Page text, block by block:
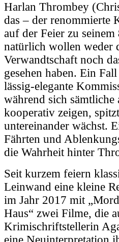
Harlan Thrombey
das – der renommierte
auf der Feier zu
natürlich wollen weder
Verwandtschaft noch
gesehen haben. Ein
lässig-elegante
während sich sämtliche
kooperativ zeigen,
untereinander wächst.
Fährten und
die Wahrheit hinter
Seit kurzem feiern
Leinwand eine kleine
im Jahr 2017 mit
Haus“ zwei Filme, die
Krimischriftstellerin